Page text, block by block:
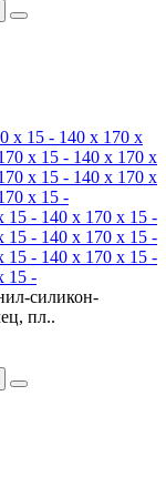
15 - 140 x 170 x 15 -
15 - 140 x 170 x 15 -
15 - 140 x 170 x 15 -
15 -
силикон-
пл..